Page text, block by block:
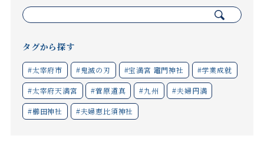
索:
タグから探す
#太宰府市 #鬼滅の刃 #宝満宮 竈門神社 #学業成就
#太宰府天満宮 #菅原道真 #九州 #夫婦円満
#櫛田神社 #夫婦恵比須神社